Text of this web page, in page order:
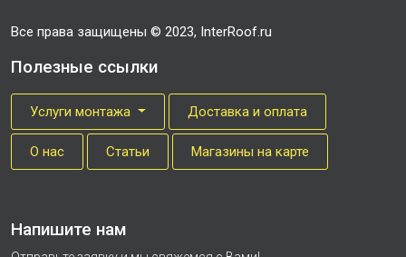
Все права защищены © 2023, InterRoof.ru
Полезные ссылки
Услуги монтажа Доставка и оплата
О нас Cтатьи Магазины на карте
Напишите нам